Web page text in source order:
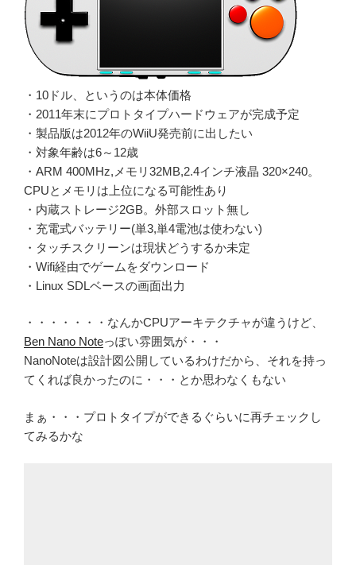
・10ドル、というのは本体価格
・2011年末にプロトタイプハードウェアが完成予定
・製品版は2012年のWiiU発売前に出したい
・対象年齢は6～12歳
・ARM 400MHz,メモリ32MB,2.4インチ液晶 320×240。
CPUとメモリは上位になる可能性あり
・内蔵ストレージ2GB。外部スロット無し
・充電式バッテリー(単3,単4電池は使わない)
・タッチスクリーンは現状どうするか未定
・Wifi経由でゲームをダウンロード
・Linux SDLベースの画面出力
・・・・・・・なんかCPUアーキテクチャが違うけど、
Ben Nano Noteっぽい雰囲気が・・・
NanoNoteは設計図公開しているわけだから、それを持っ
てくれば良かったのに・・・とか思わなくもない
まぁ・・・プロトタイプができるぐらいに再チェックし
てみるかな